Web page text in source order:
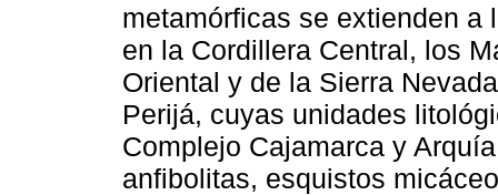
metamórficas se extienden a
en la Cordillera Central, los
Oriental y de la Sierra
Perijá, cuyas unidades
Complejo Cajamarca y
anfibolitas, esquistos